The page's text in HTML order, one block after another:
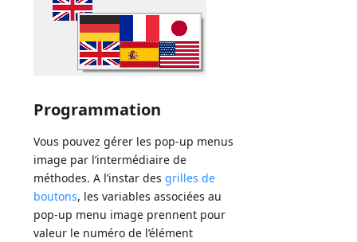
Programmation
Vous pouvez gérer les pop-up menus
image par l’intermédiaire de
méthodes. A l’instar desgrilles de
boutons, les variables associées au
pop-up menu image prennent pour
valeur le numéro de l’élément